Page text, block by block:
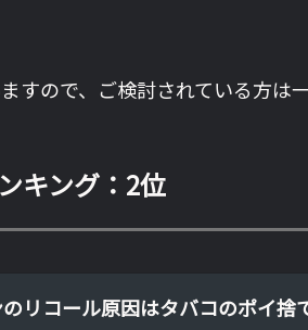
ので、ご検討されている方は
キング：2位
リコール原因はタバコのポイ捨